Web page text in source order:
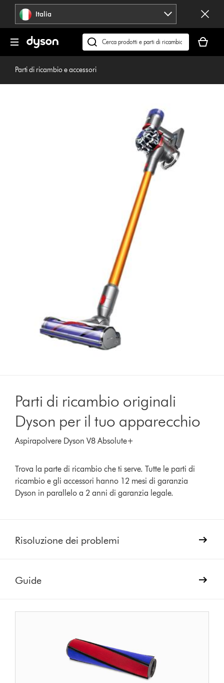
navigazione Italia
Cerca
su
dyson.it
carrello
è
Parti di ricambio e accessori
Parti di ricambio originali
Dyson per il tuo apparecchio
Aspirapolvere Dyson V8 Absolute+
Trova la parte di ricambio che ti serve. Tutte le parti di
ricambio e gli accessori hanno 12 mesi di garanzia
Dyson in parallelo a 2 anni di garanzia legale.
Risoluzione dei problemi
Guide